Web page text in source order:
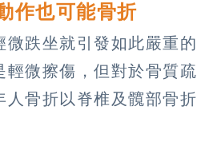
作也可能骨折
跌坐就引發如此嚴重
微擦傷，但對於骨質
骨折以脊椎及髖部骨